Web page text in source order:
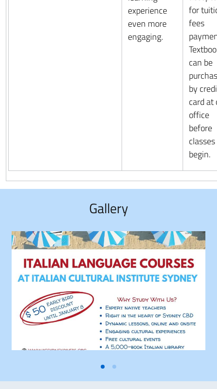
experience
even more
engaging.
for
fees
can be
by
card at
office
before
classes
begin.
Gallery